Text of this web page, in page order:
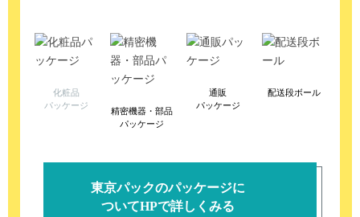
化粧品
パッケージ
精密機器・部品
パッケージ
通販
パッケージ
配送段ボール
東京パックのパッケージに
ついてHPで詳しくみる